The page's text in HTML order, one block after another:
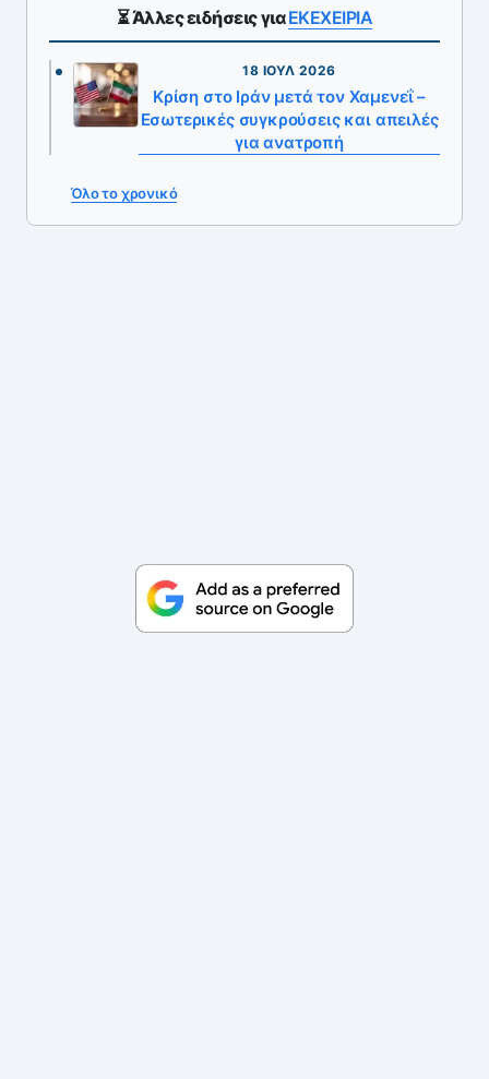
⏳ Άλλες ειδήσεις γιαΕΚΕΧΕΙΡΙΑ
18 ΙΟΎΛ 2026
Κρίση στο Ιράν μετά τον Χαμενεΐ –
Εσωτερικές συγκρούσεις και απειλές
για ανατροπή
Όλο το χρονικό